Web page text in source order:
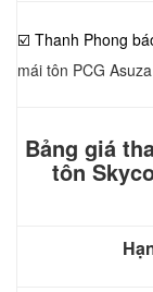
☑️ Thanh Phong
mái tôn PCG
Bảng giá
tôn